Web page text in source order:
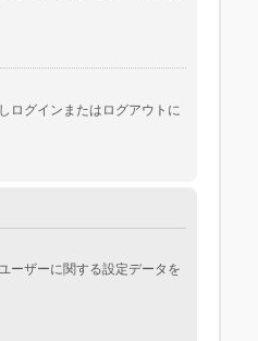
ログインまたはログアウトに
ーザーに関する設定データを